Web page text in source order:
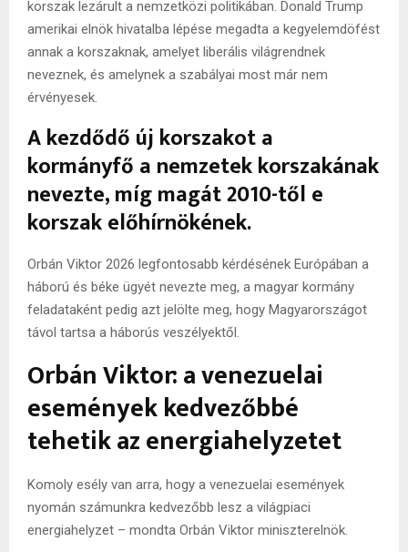
korszak lezárult a nemzetközi politikában. Donald Trump
amerikai elnök hivatalba lépése megadta a kegyelemdöfést
annak a korszaknak, amelyet liberális világrendnek
neveznek, és amelynek a szabályai most már nem
érvényesek.
A kezdődő új korszakot a
kormányfő a nemzetek korszakának
nevezte, míg magát 2010-től e
korszak előhírnökének.
Orbán Viktor 2026 legfontosabb kérdésének Európában a
háború és béke ügyét nevezte meg, a magyar kormány
feladataként pedig azt jelölte meg, hogy Magyarországot
távol tartsa a háborús veszélyektől.
Orbán Viktor: a venezuelai
események kedvezőbbé
tehetik az energiahelyzetet
Komoly esély van arra, hogy a venezuelai események
nyomán számunkra kedvezőbb lesz a világpiaci
energiahelyzet – mondta Orbán Viktor miniszterelnök.